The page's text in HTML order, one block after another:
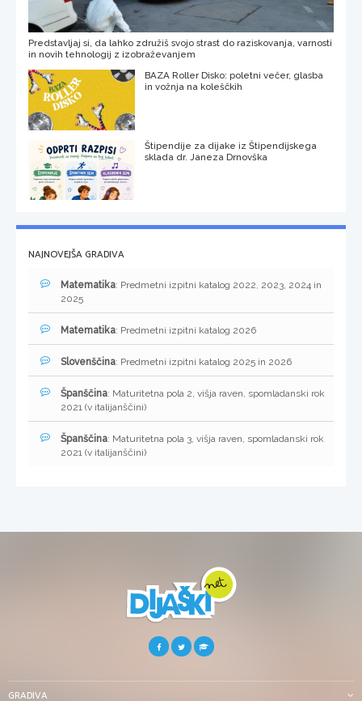
Predstavljaj si, da lahko združiš svojo strast do raziskovanja, varnosti
in novih tehnologij z izobraževanjem
BAZA Roller Disko: poletni večer, glasba
in vožnja na koleščkih
Štipendije za dijake iz Štipendijskega
sklada dr. Janeza Drnovška
NAJNOVEJŠA GRADIVA
Matematika: Predmetni izpitni katalog 2022, 2023, 2024 in
2025
Matematika: Predmetni izpitni katalog 2026
Slovenščina: Predmetni izpitni katalog 2025 in 2026
Španščina: Maturitetna pola 2, višja raven, spomladanski rok
2021 (v italijanščini)
Španščina: Maturitetna pola 3, višja raven, spomladanski rok
2021 (v italijanščini)
GRADIVA